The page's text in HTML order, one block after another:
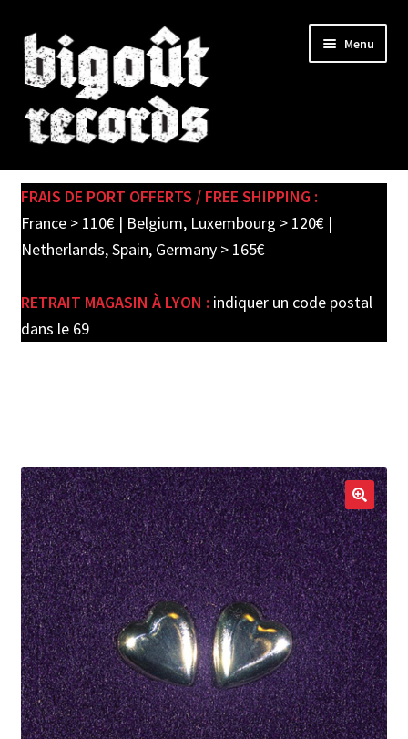
Skip
to
navigation
Skip
to
content
Menu
SHOP
child
PRE-ORDERS
FRAIS DE PORT OFFERTS / FREE SHIPPING :
France > 110€ | Belgium, Luxembourg > 120€ |
Netherlands, Spain, Germany > 165€
RETRAIT MAGASIN À LYON : indiquer un code postal
dans le 69